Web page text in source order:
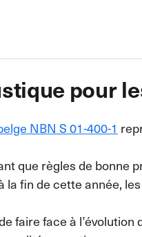
pour
NBN S 01-400-1
que règles de bonne
fin de cette année,
faire face à